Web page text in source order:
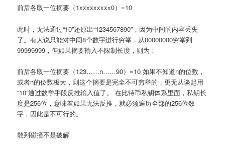
前后各取一位摘要（1xxxxxxxxx0）=10
此时，无法通过“10”还原出“1234567890”，因为中间的内容丢失
了。有人说只能对中间8个数字进行穷举，从00000000穷举到
99999999，但如果摘要输入不限制长度，则为：
前后各取一位摘要（123……n……90）=10 如果不知道n的位数，
或者n的位数极大，则这个摘要是完全不可穷举的，更无从谈起用
“10”通过数学手段反推输入值了。 在比特币私钥体系里面，私钥长
度是256位，意味着如果无法反推，就必须遍历全部的256位数
字，因此是不可行的。
散列碰撞不是破解